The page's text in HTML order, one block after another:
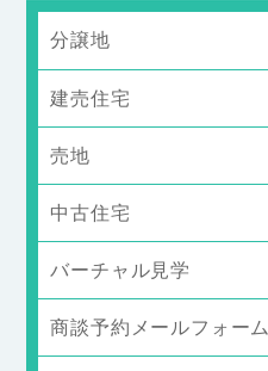
分譲地
建売住宅
売地
中古住宅
バーチャル見学
商談予約メールフォーム